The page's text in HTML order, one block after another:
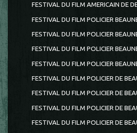
FESTIVAL DU FILM AMERICAIN DE
FESTIVAL DU FILM POLICIER
FESTIVAL DU FILM POLICIER
FESTIVAL DU FILM POLICIER
FESTIVAL DU FILM POLICIER
FESTIVAL DU FILM POLICIER DE
FESTIVAL DU FILM POLICIER DE
FESTIVAL DU FILM POLICIER DE
FESTIVAL DU FILM POLICIER DE